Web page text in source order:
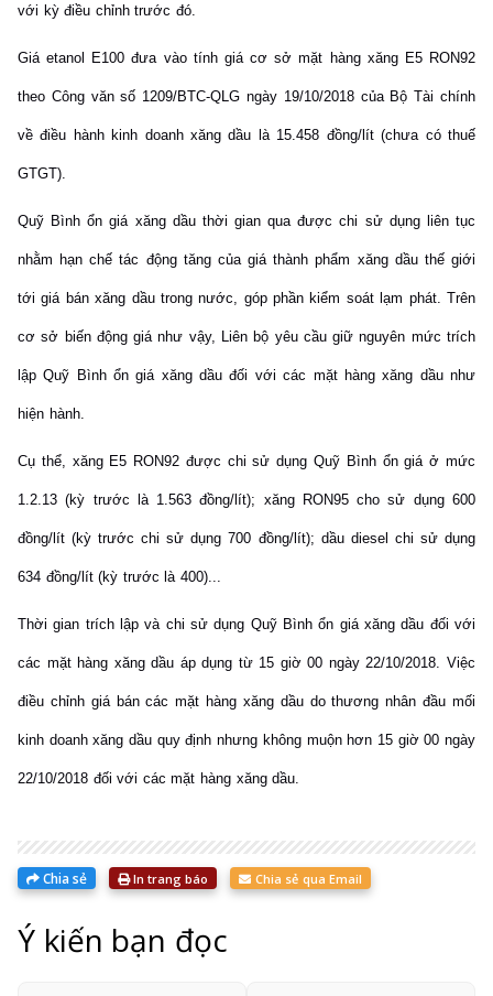
với kỳ điều chỉnh trước đó.
Giá etanol E100 đưa vào tính giá cơ sở mặt hàng xăng E5 RON92
theo Công văn số 1209/BTC-QLG ngày 19/10/2018 của Bộ Tài chính
về điều hành kinh doanh xăng dầu là 15.458 đồng/lít (chưa có thuế
GTGT).
Quỹ Bình ổn giá xăng dầu thời gian qua được chi sử dụng liên tục
nhằm hạn chế tác động tăng của giá thành phẩm xăng dầu thế giới
tới giá bán xăng dầu trong nước, góp phần kiểm soát lạm phát. Trên
cơ sở biến động giá như vậy, Liên bộ yêu cầu giữ nguyên mức trích
lập Quỹ Bình ổn giá xăng dầu đối với các mặt hàng xăng dầu như
hiện hành.
Cụ thể, xăng E5 RON92 được chi sử dụng Quỹ Bình ổn giá ở mức
1.2.13 (kỳ trước là 1.563 đồng/lít); xăng RON95 cho sử dụng 600
đồng/lít (kỳ trước chi sử dụng 700 đồng/lít); dầu diesel chi sử dụng
634 đồng/lít (kỳ trước là 400)...
Thời gian trích lập và chi sử dụng Quỹ Bình ổn giá xăng dầu đối với
các mặt hàng xăng dầu áp dụng từ 15 giờ 00 ngày 22/10/2018. Việc
điều chỉnh giá bán các mặt hàng xăng dầu do thương nhân đầu mối
kinh doanh xăng dầu quy định nhưng không muộn hơn 15 giờ 00 ngày
22/10/2018 đối với các mặt hàng xăng dầu.
Chia sẻ In trang báo Chia sẻ qua Email
Ý kiến bạn đọc